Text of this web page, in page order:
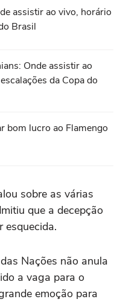
assistir ao vivo, horário
Brasil
Onde assistir ao
da Copa do
bom lucro ao Flamengo
sobre as várias
que a decepção
esquecida.
Nações não anula
a vaga para o
emoção para